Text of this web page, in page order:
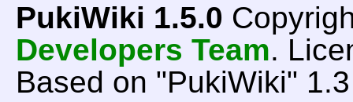
PukiWiki 1.5.0
Developers Team.
Based on "PukiWiki"